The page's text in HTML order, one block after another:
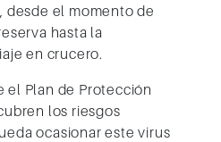
desde el momento de
hasta la
en crucero.
el Plan de Protección
los riesgos
ocasionar este virus